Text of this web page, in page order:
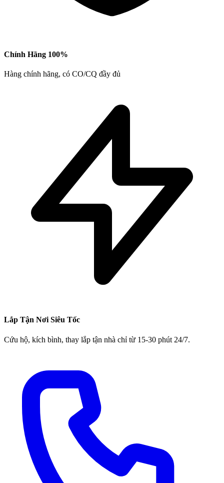
Chính Hãng 100%
Hàng chính hãng, có CO/CQ đầy đủ
Lắp Tận Nơi Siêu Tốc
Cứu hộ, kích bình, thay lắp tận nhà chỉ từ 15-30 phút 24/7.